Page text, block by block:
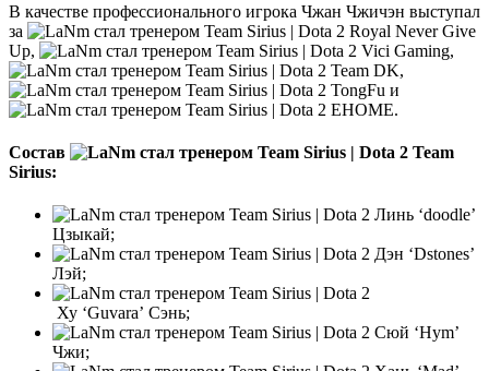
В качестве профессионального игрока Чжан Чжичэн выступал
за
Royal Never Give
Up,
Vici Gaming,
Team DK,
TongFu и
EHOME.
Состав
Team
Sirius:
Линь ‘doodle’
Цзыкай;
Дэн ‘Dstones’
Лэй;
Ху ‘Guvara’ Сэнь;
Сюй ‘Hym’
Чжи;